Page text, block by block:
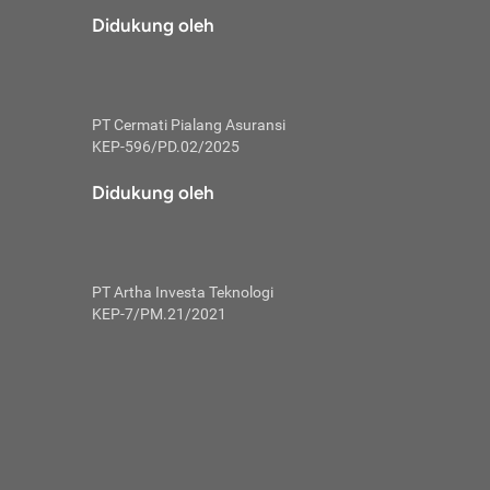
tidak
skor
Mulai
kembali ideal.
utang
Didukung oleh
PT Cermati Pialang Asuransi
KEP-596/PD.02/2025
Didukung oleh
PT Artha Investa Teknologi
KEP-7/PM.21/2021